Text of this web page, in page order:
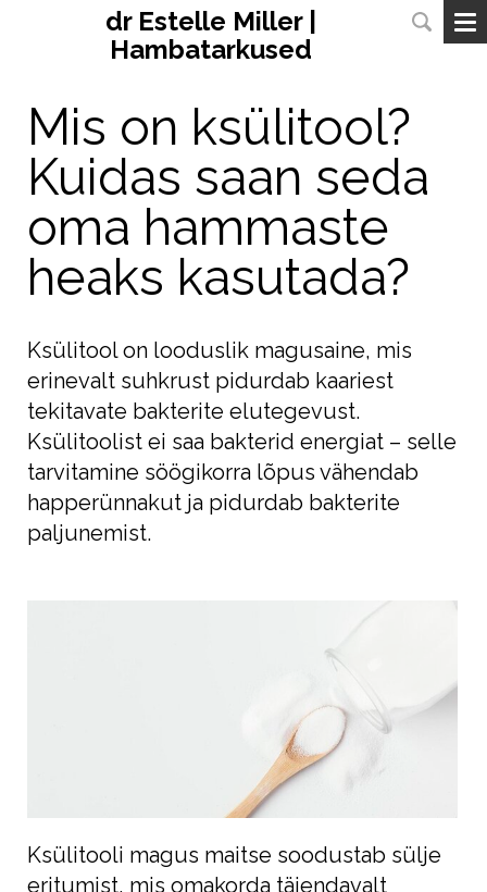
dr Estelle Miller |
Hambatarkused
Mis on ksülitool?
Kuidas saan seda
oma hammaste
heaks kasutada?
Ksülitool on looduslik magusaine, mis
erinevalt suhkrust pidurdab kaariest
tekitavate bakterite elutegevust.
Ksülitoolist ei saa bakterid energiat – selle
tarvitamine söögikorra lõpus vähendab
happerünnakut ja pidurdab bakterite
paljunemist.
Ksülitooli magus maitse soodustab sülje
eritumist, mis omakorda täiendavalt